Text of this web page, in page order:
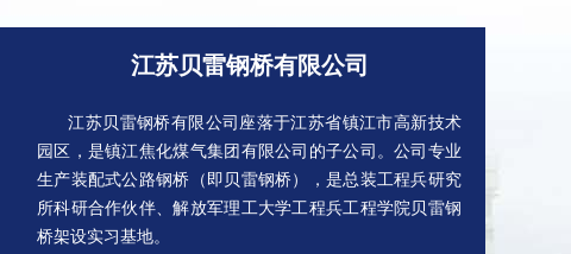
江苏贝雷钢桥有限公司
江苏贝雷钢桥有限公司座落于江苏省镇江市高新技术
园区，是镇江焦化煤气集团有限公司的子公司。公司专业
生产装配式公路钢桥（即贝雷钢桥），是总装工程兵研究
所科研合作伙伴、解放军理工大学工程兵工程学院贝雷钢
桥架设实习基地。